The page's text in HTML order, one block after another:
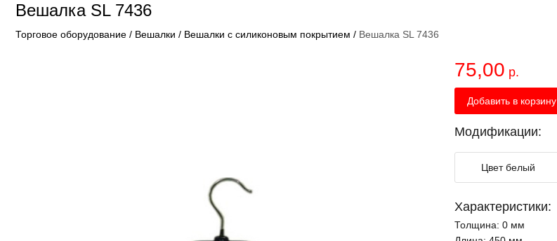
Вешалка SL 7436
Торговое оборудование / Вешалки / Вешалки с силиконовым покрытием / Вешалка SL 7436
75,00 р.
Добавить в корзину
Модификации:
Цвет белый
Характеристики:
Толщина: 0 мм